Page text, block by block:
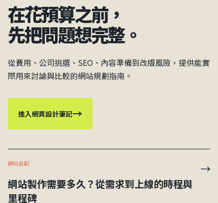
在花預算之前，
先把問題想完整。
從費用、公司挑選、SEO、內容準備到改版風險，提供能實
際用來討論與比較的網站規劃指南。
進入網頁設計筆記→
網站規劃
網站製作需要多久？從需求到上線的時程與
里程碑
→